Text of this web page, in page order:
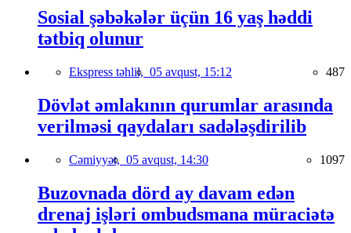
Sosial şəbəkələr üçün 16 yaş həddi
tətbiq olunur
Ekspress təhlil, 05 avqust, 15:12 487
Dövlət əmlakının qurumlar arasında
verilməsi qaydaları sadələşdirilib
Cəmiyyət, 05 avqust, 14:30 1097
Buzovnada dörd ay davam edən
drenaj işləri ombudsmana müraciətə